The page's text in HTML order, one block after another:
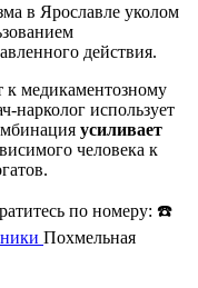
в Ярославле уколом
действия.
к медикаментозному
нарколог использует
усиливает
человека к
по номеру: ☎️
Похмельная